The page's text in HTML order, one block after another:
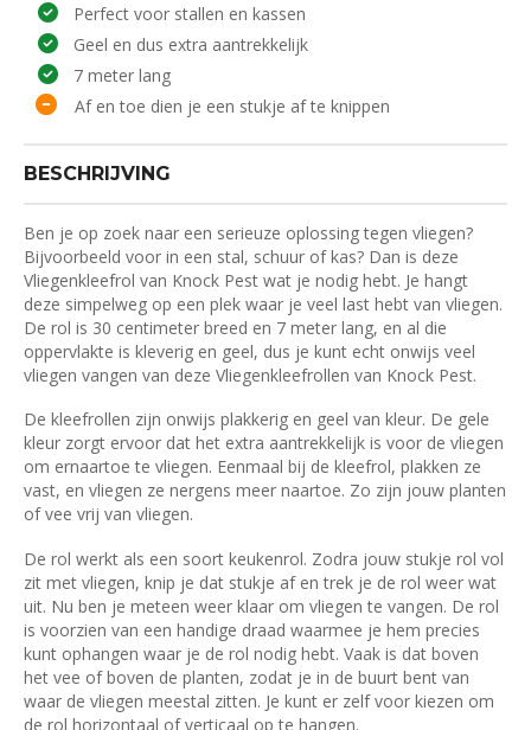
Perfect voor stallen en kassen
Geel en dus extra aantrekkelijk
7 meter lang
Af en toe dien je een stukje af te knippen
BESCHRIJVING
Ben je op zoek naar een serieuze oplossing tegen vliegen?
Bijvoorbeeld voor in een stal, schuur of kas? Dan is deze
Vliegenkleefrol van Knock Pest wat je nodig hebt. Je hangt
deze simpelweg op een plek waar je veel last hebt van vliegen.
De rol is 30 centimeter breed en 7 meter lang, en al die
oppervlakte is kleverig en geel, dus je kunt echt onwijs veel
vliegen vangen van deze Vliegenkleefrollen van Knock Pest.
De kleefrollen zijn onwijs plakkerig en geel van kleur. De gele
kleur zorgt ervoor dat het extra aantrekkelijk is voor de vliegen
om ernaartoe te vliegen. Eenmaal bij de kleefrol, plakken ze
vast, en vliegen ze nergens meer naartoe. Zo zijn jouw planten
of vee vrij van vliegen.
De rol werkt als een soort keukenrol. Zodra jouw stukje rol vol
zit met vliegen, knip je dat stukje af en trek je de rol weer wat
uit. Nu ben je meteen weer klaar om vliegen te vangen. De rol
is voorzien van een handige draad waarmee je hem precies
kunt ophangen waar je de rol nodig hebt. Vaak is dat boven
het vee of boven de planten, zodat je in de buurt bent van
waar de vliegen meestal zitten. Je kunt er zelf voor kiezen om
de rol horizontaal of verticaal op te hangen.